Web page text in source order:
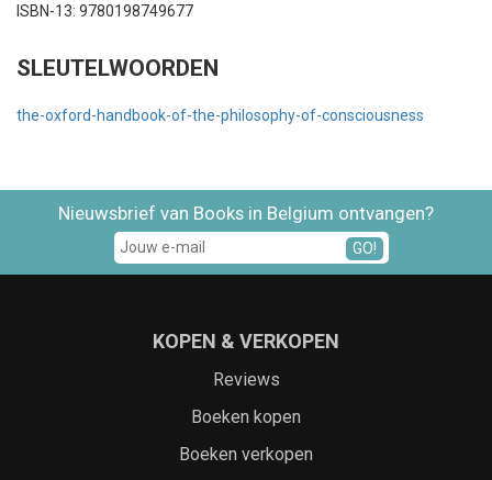
ISBN-13: 9780198749677
SLEUTELWOORDEN
the-oxford-handbook-of-the-philosophy-of-consciousness
Nieuwsbrief van Books in Belgium ontvangen?
GO!
KOPEN & VERKOPEN
Reviews
Boeken kopen
Boeken verkopen